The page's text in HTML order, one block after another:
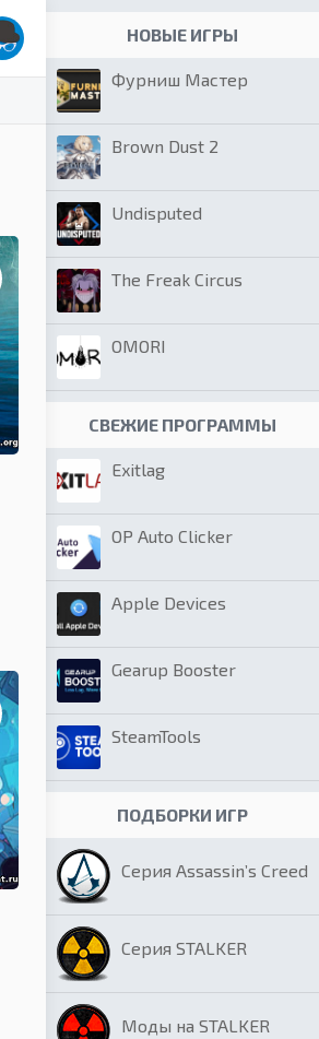
НОВЫЕ ИГРЫ
Фурниш Мастер
Brown Dust 2
Undisputed
The Freak Circus
OMORI
СВЕЖИЕ ПРОГРАММЫ
Exitlag
OP Auto Clicker
Apple Devices
Gearup Booster
SteamTools
ПОДБОРКИ ИГР
Серия Assassin’s Creed
Серия STALKER
Моды на STALKER